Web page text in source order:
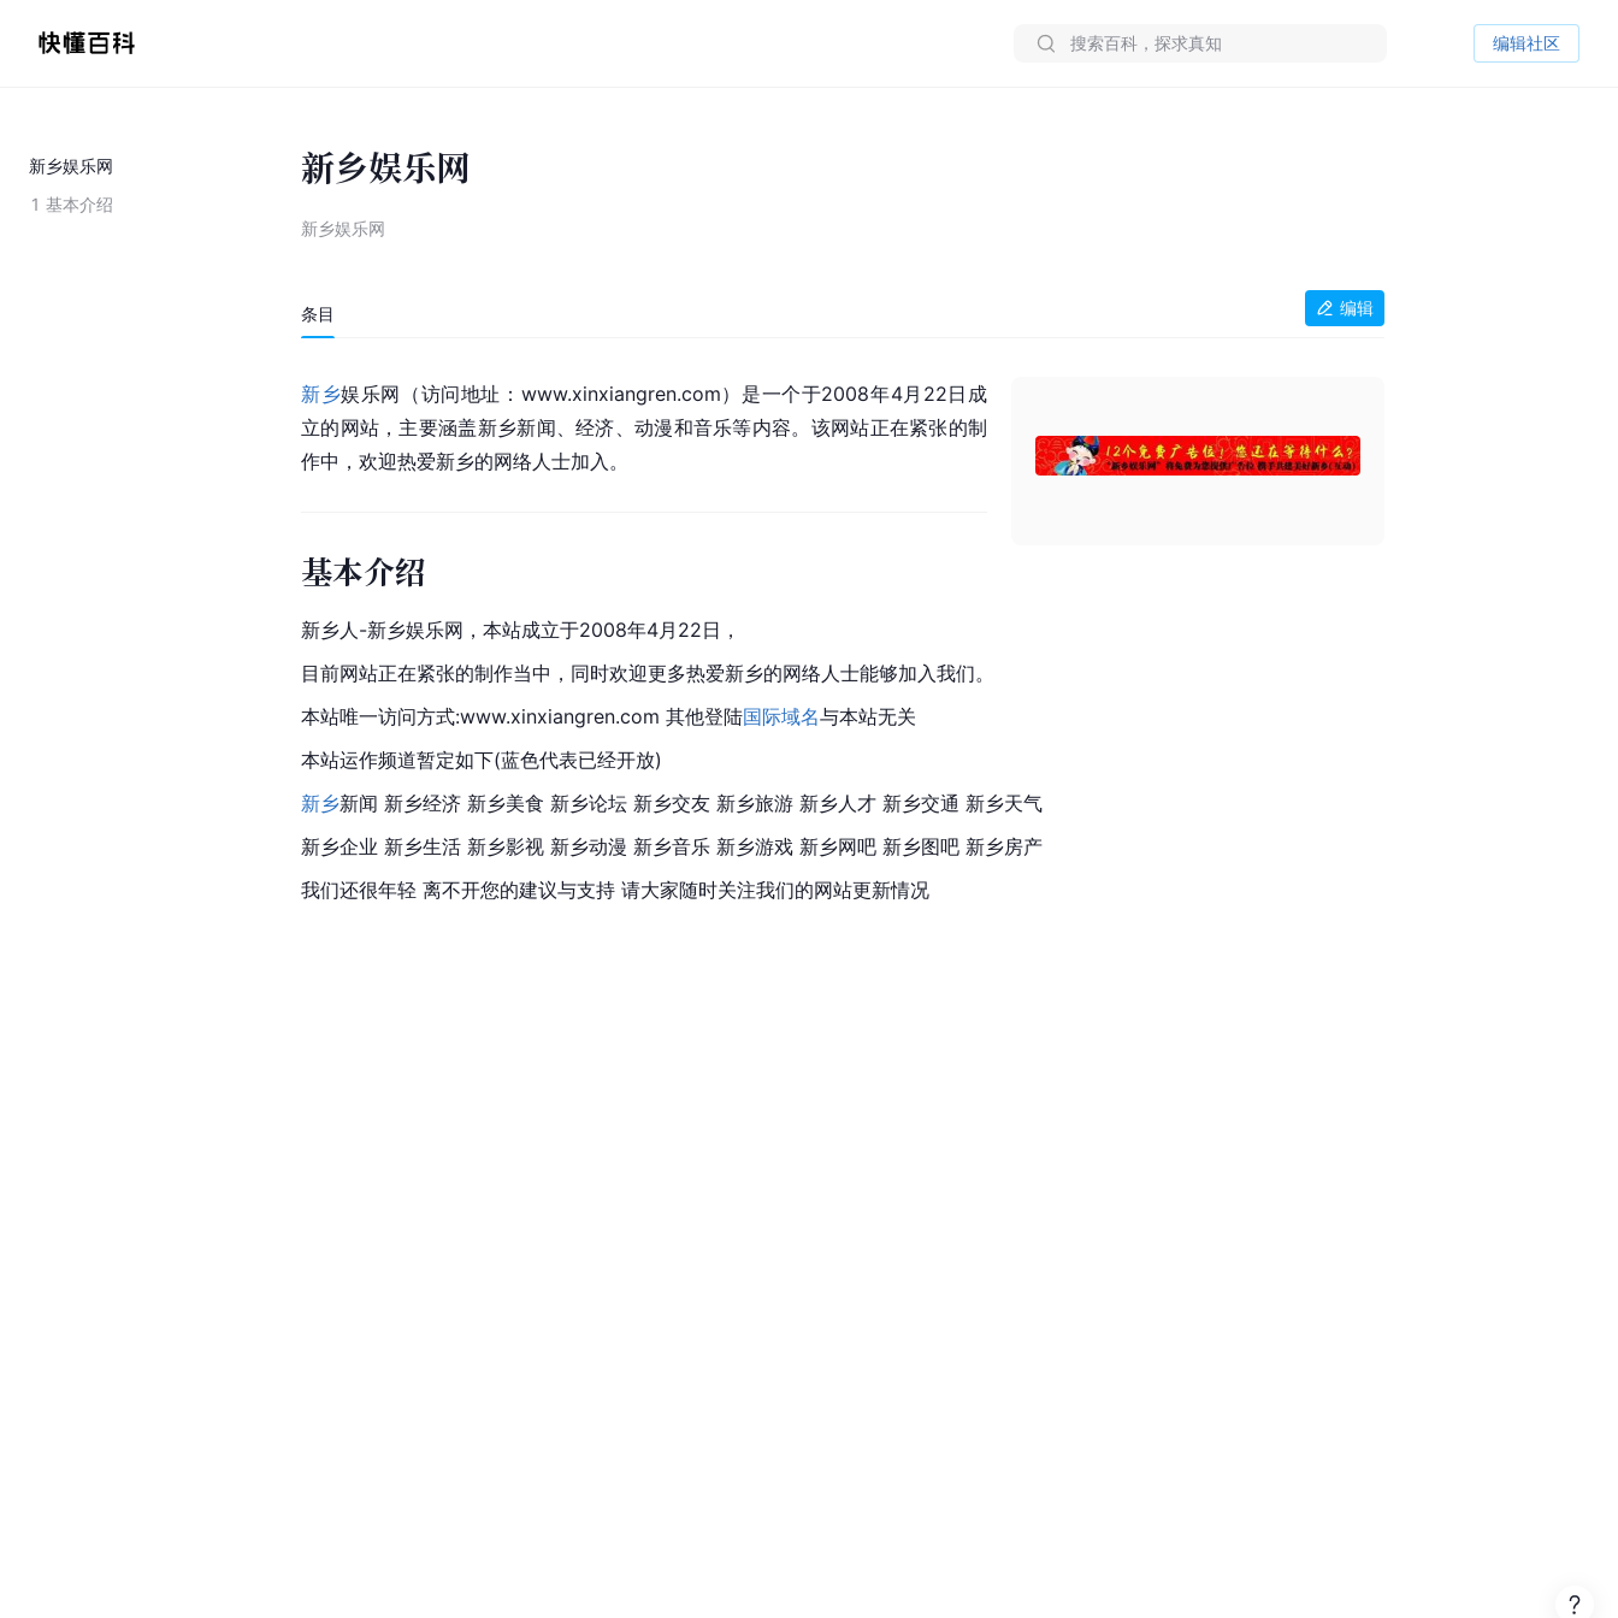
编辑社区
新乡娱乐网
1 基本介绍
新乡娱乐网
新乡娱乐网
条目 编辑
新乡娱乐网（访问地址：www.xinxiangren.com）是一个于2008年4月22日成
立的网站，主要涵盖新乡新闻、经济、动漫和音乐等内容。该网站正在紧张的制
作中，欢迎热爱新乡的网络人士加入。
基本介绍
新乡人-新乡娱乐网，本站成立于2008年4月22日，
目前网站正在紧张的制作当中，同时欢迎更多热爱新乡的网络人士能够加入我们。
本站唯一访问方式:www.xinxiangren.com 其他登陆国际域名与本站无关
本站运作频道暂定如下(蓝色代表已经开放)
新乡新闻 新乡经济 新乡美食 新乡论坛 新乡交友 新乡旅游 新乡人才 新乡交通 新乡天气
新乡企业 新乡生活 新乡影视 新乡动漫 新乡音乐 新乡游戏 新乡网吧 新乡图吧 新乡房产
我们还很年轻 离不开您的建议与支持 请大家随时关注我们的网站更新情况